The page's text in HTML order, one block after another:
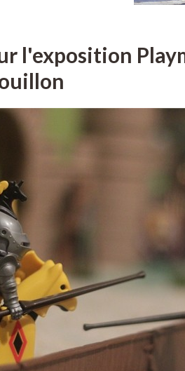
l'exposition